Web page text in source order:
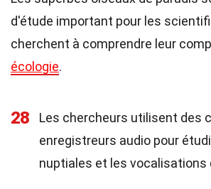
d'étude important pour les
cherchent à comprendre leur
écologie.
28
Les chercheurs utilisent des
enregistreurs audio pour
nuptiales et les vocalisations